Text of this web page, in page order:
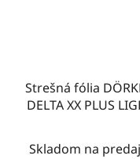
Strešná fólia
DELTA XX PLUS
Skladom na